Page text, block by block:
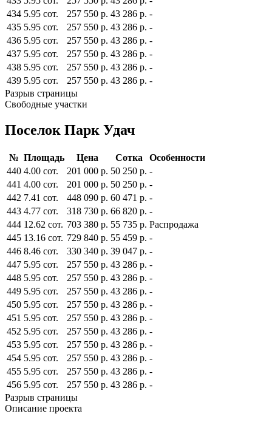
434 5.95 сот. 257 550 р. 43 286 р. -
435 5.95 сот. 257 550 р. 43 286 р. -
436 5.95 сот. 257 550 р. 43 286 р. -
437 5.95 сот. 257 550 р. 43 286 р. -
438 5.95 сот. 257 550 р. 43 286 р. -
439 5.95 сот. 257 550 р. 43 286 р. -
Разрыв страницы
Свободные участки
Поселок Парк Удач
№ Площадь Цена Сотка
Особенности
440 4.00 сот. 201 000 р. 50 250 р. -
441 4.00 сот. 201 000 р. 50 250 р. -
442 7.41 сот. 448 090 р. 60 471 р. -
443 4.77 сот. 318 730 р. 66 820 р. -
444 12.62 сот. 703 380 р. 55 735 р. Распродажа
445 13.16 сот. 729 840 р. 55 459 р. -
446 8.46 сот. 330 340 р. 39 047 р. -
447 5.95 сот. 257 550 р. 43 286 р. -
448 5.95 сот. 257 550 р. 43 286 р. -
449 5.95 сот. 257 550 р. 43 286 р. -
450 5.95 сот. 257 550 р. 43 286 р. -
451 5.95 сот. 257 550 р. 43 286 р. -
452 5.95 сот. 257 550 р. 43 286 р. -
453 5.95 сот. 257 550 р. 43 286 р. -
454 5.95 сот. 257 550 р. 43 286 р. -
455 5.95 сот. 257 550 р. 43 286 р. -
456 5.95 сот. 257 550 р. 43 286 р. -
Разрыв страницы
Описание проекта